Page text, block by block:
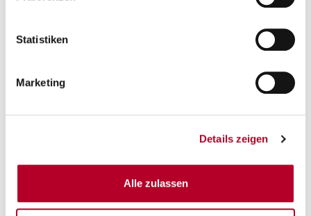
Statistiken
Marketing
Details zeigen
Alle zulassen